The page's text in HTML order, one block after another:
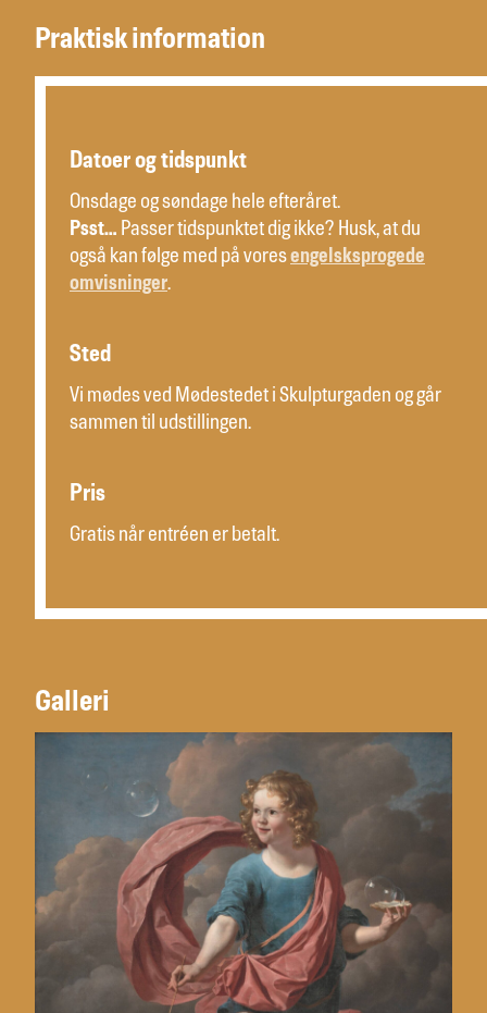
Praktisk information
Datoer og tidspunkt
Onsdage og søndage hele efteråret.
Psst… Passer tidspunktet dig ikke? Husk, at du
også kan følge med på voresengelsksprogede
omvisninger.
Sted
Vi mødes ved Mødestedet i Skulpturgaden og går
sammen til udstillingen.
Pris
Gratis når entréen er betalt.
Galleri